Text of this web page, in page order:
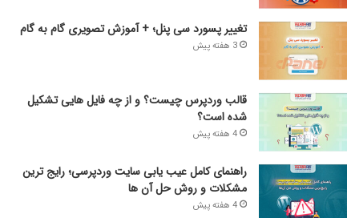
تغییر پسورد سی پنل؛ + آموزش تصویری گام به گام
3 هفته پیش
قالب وردپرس چیست؟ و از چه فایل­ هایی تشکیل
شده است؟
4 هفته پیش
راهنمای کامل عیب‌ یابی سایت وردپرسی؛ رایج‌ ترین
مشکلات و روش حل آن‌ ها
4 هفته پیش